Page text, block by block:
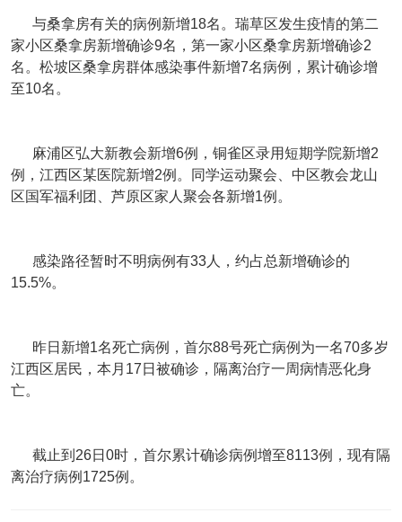
与桑拿房有关的病例新增18名。瑞草区发生疫情的第二
家小区桑拿房新增确诊9名，第一家小区桑拿房新增确诊2
名。松坡区桑拿房群体感染事件新增7名病例，累计确诊增
至10名。
麻浦区弘大新教会新增6例，铜雀区录用短期学院新增2
例，江西区某医院新增2例。同学运动聚会、中区教会龙山
区国军福利团、芦原区家人聚会各新增1例。
感染路径暂时不明病例有33人，约占总新增确诊的
15.5%。
昨日新增1名死亡病例，首尔88号死亡病例为一名70多岁
江西区居民，本月17日被确诊，隔离治疗一周病情恶化身
亡。
截止到26日0时，首尔累计确诊病例增至8113例，现有隔
离治疗病例1725例。